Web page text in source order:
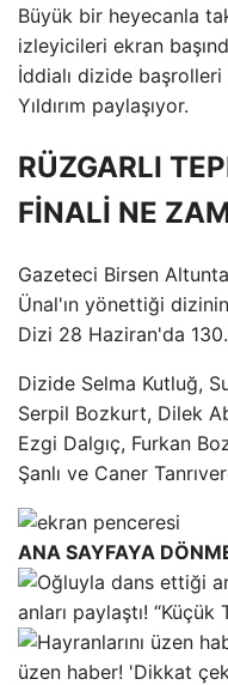
Büyük bir heyecanla
izleyicileri ekran
İddialı dizide
Yıldırım paylaşıyor.
RÜZGARLI
FİNALİ NE
Gazeteci Birsen
Ünal'ın yönettiği
Dizi 28 Haziran'da
Dizide Selma Kutluğ,
Serpil Bozkurt, Dilek
Ezgi Dalgıç, Furkan
Şanlı ve Caner
ANA SAYFAYA
anları paylaştı! “Küçük
üzen haber! 'Dikkat